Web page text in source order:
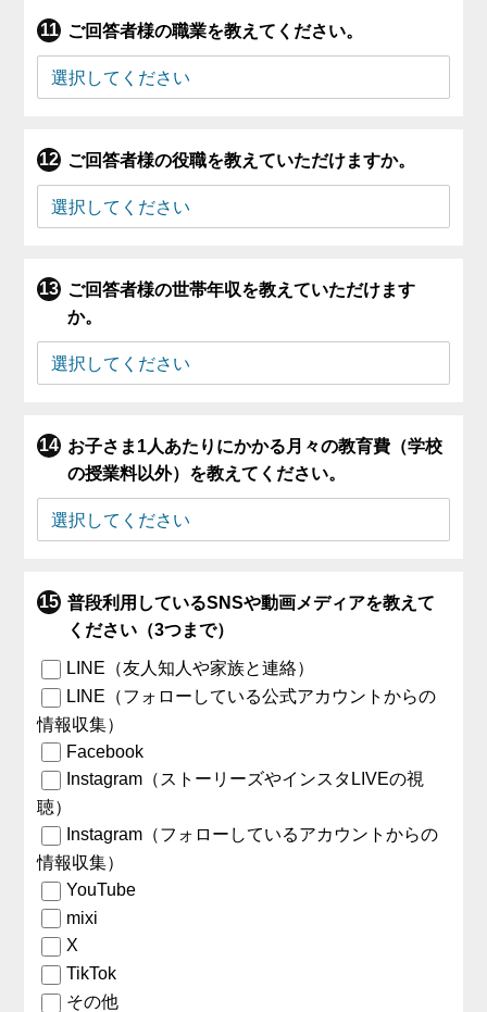
ご回答者様の職業を教えてください。
ご回答者様の役職を教えていただけますか。
ご回答者様の世帯年収を教えていただけます
か。
お子さま1人あたりにかかる月々の教育費（学校
の授業料以外）を教えてください。
普段利用しているSNSや動画メディアを教えて
ください（3つまで）
LINE（友人知人や家族と連絡）
LINE（フォローしている公式アカウントからの
情報収集）
Facebook
Instagram（ストーリーズやインスタLIVEの視
聴）
Instagram（フォローしているアカウントからの
情報収集）
YouTube
mixi
X
TikTok
その他